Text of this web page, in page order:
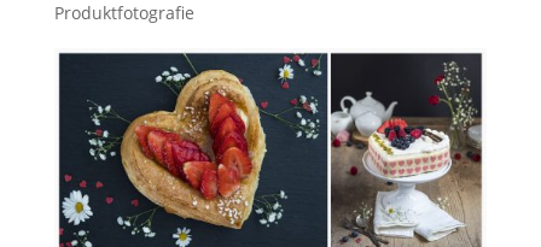
Produktfotografie